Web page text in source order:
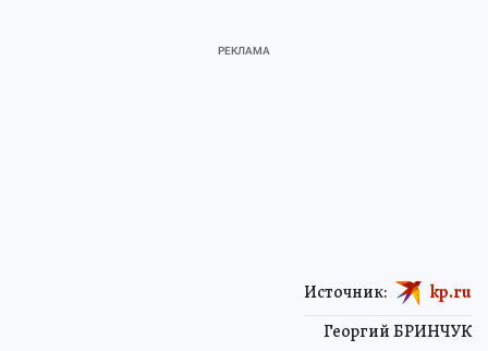
Георгий БРИНЧУК
Источник: kp.ru